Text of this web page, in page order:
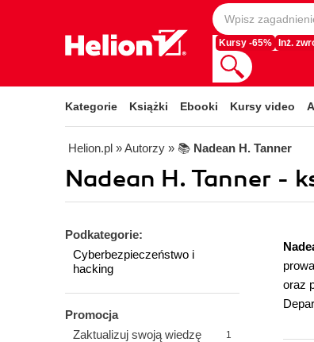
Kursy -65% Inż.
Kategorie Książki Ebooki Kursy video
Helion.pl » Autorzy » 📚 Nadean H. Tanner
Nadean H. Tanner -
Podkategorie:
Cyberbezpieczeństwo i
hacking
Promocja
Zaktualizuj swoją wiedzę
1
oraz